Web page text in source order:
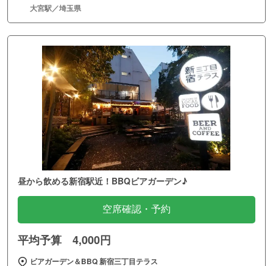
大宮駅／埼玉県
昼から飲める新宿駅近！BBQビアガーデン♪
空席確認・予約
平均予算 4,000円
ビアガーデン＆BBQ 新宿三丁目テラス